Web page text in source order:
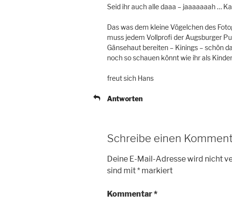
Seid ihr auch alle daaa – jaaaaaaah …
Das was dem kleine Vögelchen des
muss jedem Vollprofi der Augsburger
Gänsehaut bereiten – Kinings – schön
noch so schauen könnt wie ihr als
freut sich Hans
Antworten
Schreibe einen
Deine E-Mail-Adresse wird nicht
sind mit* markiert
Kommentar*